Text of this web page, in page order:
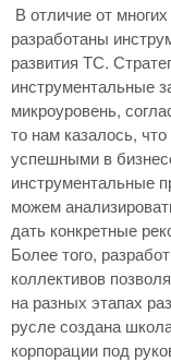
В отличие от
разработаны
развития ТС.
инструментальные
микроуровень,
то нам казалось,
успешными в
инструментальные
можем
дать конкретные
Более того,
коллективов
на разных этапах
русле создана
корпорации под